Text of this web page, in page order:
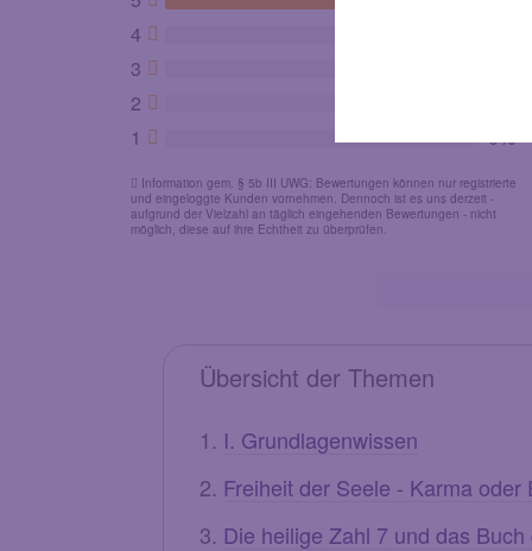
4
3
2
1
0%
Information gem. § 5b III UWG: Bewertungen können nur registrierte
und eingeloggte Kunden vornehmen. Dennoch ist es uns derzeit -
aufgrund der Vielzahl an täglich eingehenden Bewertungen - nicht
möglich, diese auf ihre Echtheit zu überprüfen.
Übersicht der Themen
I. Grundlagenwissen
Freiheit der Seele - Karma oder
Die heilige Zahl 7 und das